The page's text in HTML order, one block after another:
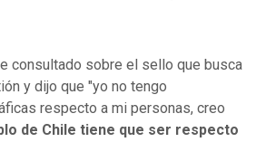
consultado sobre el sello que busca
y dijo que "yo no tengo
respecto a mi personas, creo
de Chile tiene que ser respecto